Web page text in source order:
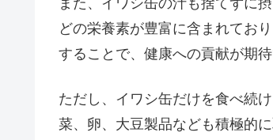
どの栄養素が豊富に含まれてお
することで、健康への貢献が期待
ただし、イワシ缶だけを食べ続
菜、卵、大豆製品なども積極的